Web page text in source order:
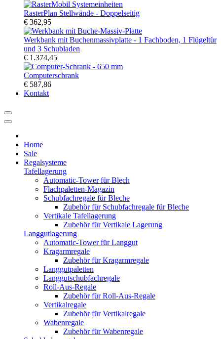
RasterPlan Stellwände - Doppelseitig
€ 362,95
Werkbank mit Buchenmassivplatte - 1 Fachboden, 1 Flügeltür
und 3 Schubladen
€ 1.374,45
Computerschrank
€ 587,86
Kontakt
Home
Sale
Regalsysteme
Tafellagerung
Automatic-Tower für Blech
Flachpaletten-Magazin
Schubfachregale für Bleche
Zubehör für Schubfachregale für Bleche
Vertikale Tafellagerung
Zubehör für Vertikale Lagerung
Langgutlagerung
Automatic-Tower für Langgut
Kragarmregale
Zubehör für Kragarmregale
Langgutpaletten
Langgutschubfachregale
Roll-Aus-Regale
Zubehör für Roll-Aus-Regale
Vertikalregale
Zubehör für Vertikalregale
Wabenregale
Zubehör für Wabenregale